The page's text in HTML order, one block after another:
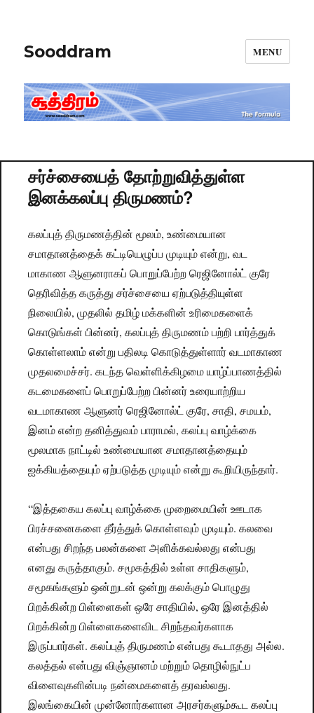
Sooddram MENU
சர்ச்சையைத் தோற்றுவித்துள்ள
இனக்கலப்பு திருமணம்?
கலப்புத் திருமணத்தின் மூலம், உண்மையான
சமாதானத்தைக் கட்டியெழுப்ப முடியும் என்று, வட
மாகாண ஆளுனராகப் பொறுப்பேற்ற ரெஜினோல்ட் குரே
தெரிவித்த கருத்து சர்ச்சையை ஏற்படுத்தியுள்ள
நிலையில், முதலில் தமிழ் மக்களின் உரிமைகளைக்
கொடுங்கள் பின்னர், கலப்புத் திருமணம் பற்றி பார்த்துக்
கொள்ளலாம் என்று பதிலடி கொடுத்துள்ளார் வடமாகாண
முதலமைச்சர். கடந்த வெள்ளிக்கிழமை யாழ்ப்பாணத்தில்
கடமைகளைப் பொறுப்பேற்ற பின்னர் உரையாற்றிய
வடமாகாண ஆளுனர் ரெஜினோல்ட் குரே, சாதி, சமயம்,
இனம் என்ற தனித்துவம் பாராமல், கலப்பு வாழ்க்கை
மூலமாக நாட்டில் உண்மையான சமாதானத்தையும்
ஐக்கியத்தையும் ஏற்படுத்த முடியும் என்று கூறியிருந்தார்.
“இத்தகைய கலப்பு வாழ்க்கை முறைமையின் ஊடாக
பிரச்சனைகளை தீர்த்துக் கொள்ளவும் முடியும். கலவை
என்பது சிறந்த பலன்களை அளிக்கவல்லது என்பது
எனது கருத்தாகும். சமூகத்தில் உள்ள சாதிகளும்,
சமூகங்களும் ஒன்றுடன் ஒன்று கலக்கும் பொழுது
பிறக்கின்ற பிள்ளைகள் ஒரே சாதியில், ஒரே இனத்தில்
பிறக்கின்ற பிள்ளைகளைவிட சிறந்தவர்களாக
இருப்பார்கள். கலப்புத் திருமணம் என்பது கூடாதது அல்ல.
கலத்தல் என்பது விஞ்ஞானம் மற்றும் தொழில்நுட்ப
விளைவுகளின்படி நன்மைகளைத் தரவல்லது.
இலங்கையின் முன்னோர்களான அரசர்களும்கூட கலப்பு